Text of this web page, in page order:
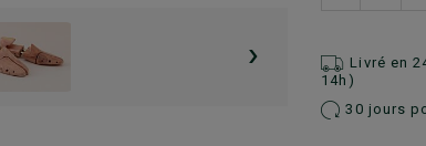
Livré en
14h)
30 jours
›